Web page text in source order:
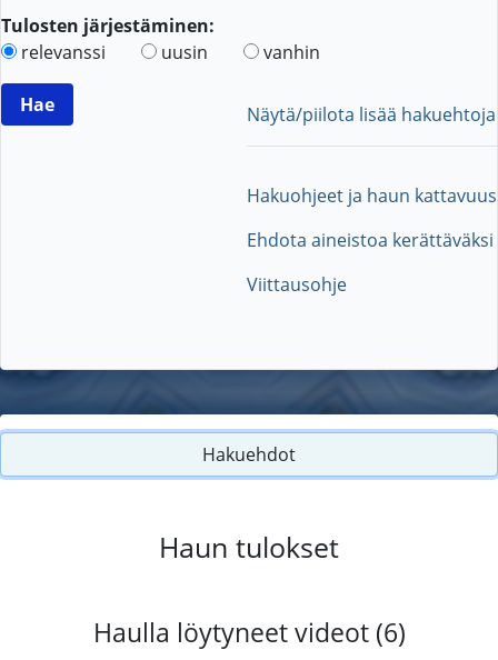
Tulosten järjestäminen:
relevanssi
uusin vanhin
Näytä/piilota lisää hakuehtoja
Hakuohjeet ja haun kattavuus
Ehdota aineistoa kerättäväksi
Viittausohje
Hakuehdot
Haun tulokset
Haulla löytyneet videot (6)